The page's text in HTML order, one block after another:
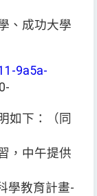
、成功大學
9a5a-
如下：（同
，中午提供
學教育計畫-